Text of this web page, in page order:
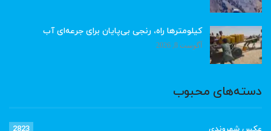
کیلومترها راه، رنجی بی‌پایان برای جرعه‌ای آب
آگوست 8, 2026
دسته‌های محبوب